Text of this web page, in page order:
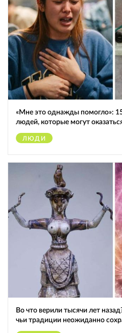
«Мне это однажды помогло»:
людей, которые могут
ЛЮДИ
Во что верили тысячи лет
чьи традиции неожиданно